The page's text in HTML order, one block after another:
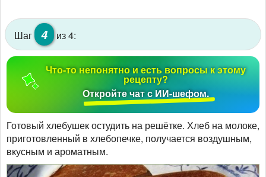
Шаг 4 из 4:
Что-то непонятно и есть вопросы к этому
рецепту?
Откройте чат с ИИ-шефом.
Готовый хлебушек остудить на решётке. Хлеб на молоке,
приготовленный в хлебопечке, получается воздушным,
вкусным и ароматным.